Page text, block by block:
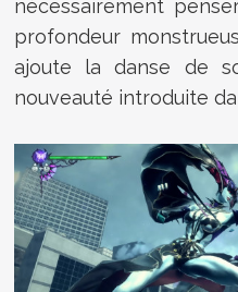
nécessairement
profondeur
ajoute la danse de
nouveauté introduite